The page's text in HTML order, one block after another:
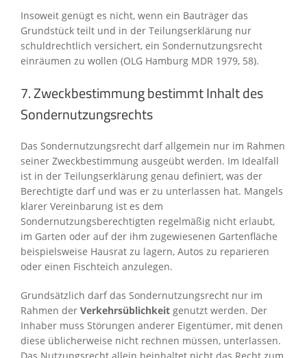
Insoweit genügt es nicht, wenn ein Bauträger das
Grundstück teilt und in der Teilungserklärung nur
schuldrechtlich versichert, ein Sondernutzungsrecht
einräumen zu wollen (OLG Hamburg MDR 1979, 58).
7. Zweckbestimmung bestimmt Inhalt des
Sondernutzungsrechts
Das Sondernutzungsrecht darf allgemein nur im Rahmen
seiner Zweckbestimmung ausgeübt werden. Im Idealfall
ist in der Teilungserklärung genau definiert, was der
Berechtigte darf und was er zu unterlassen hat. Mangels
klarer Vereinbarung ist es dem
Sondernutzungsberechtigten regelmäßig nicht erlaubt,
im Garten oder auf der ihm zugewiesenen Gartenfläche
beispielsweise Hausrat zu lagern, Autos zu reparieren
oder einen Fischteich anzulegen.
Grundsätzlich darf das Sondernutzungsrecht nur im
Rahmen der Verkehrsüblichkeit genutzt werden. Der
Inhaber muss Störungen anderer Eigentümer, mit denen
diese üblicherweise nicht rechnen müssen, unterlassen.